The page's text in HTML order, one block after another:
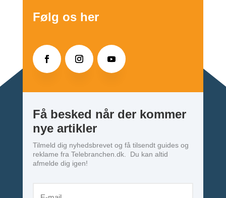
Følg os her
Få besked når der kommer
nye artikler
Tilmeld dig nyhedsbrevet og få tilsendt guides og
reklame fra Telebranchen.dk. Du kan altid
afmelde dig igen!